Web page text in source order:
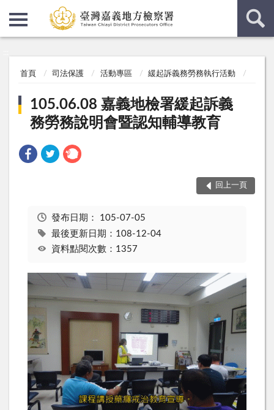
首頁 司法保護 活動專區 緩起訴義務勞務執行活動
105.06.08 嘉義地檢署緩起訴義
務勞務說明會暨認知輔導教育
回上一頁
發布日期： 105-07-05
最後更新日期：108-12-04
資料點閱次數：1357